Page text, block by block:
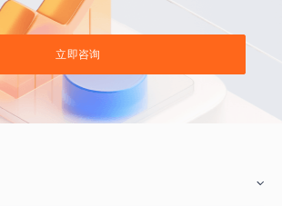
立即咨询